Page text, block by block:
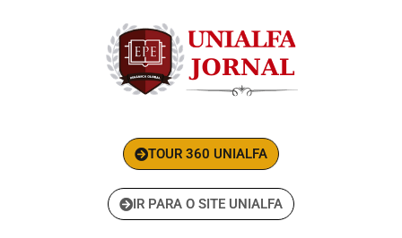
TOUR 360 UNIALFA
IR PARA O SITE UNIALFA